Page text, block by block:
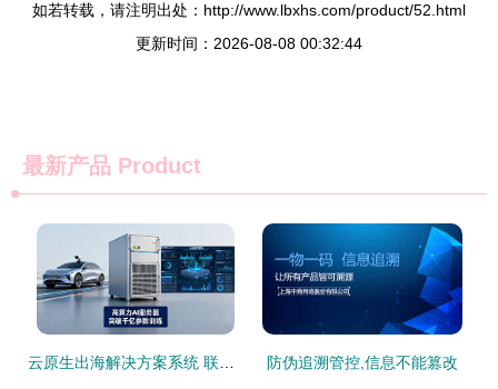
如若转载，请注明出处：http://www.lbxhs.com/product/52.html
更新时间：2026-08-08 00:32:44
最新产品 Product
云原生出海解决方案系统 联杰易达助力企业打破增长瓶颈 防伪追溯管控,信息不能篡改